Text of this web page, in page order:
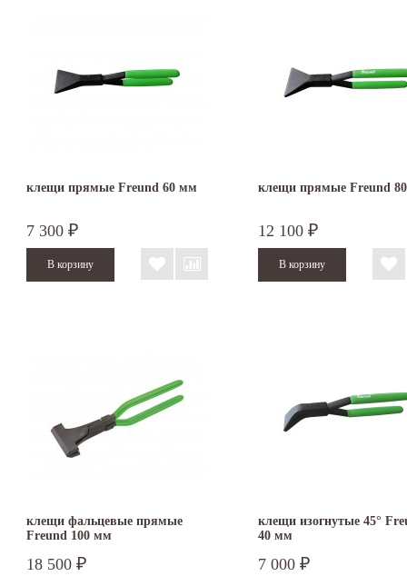
клещи прямые Freund 60 мм
7 300 ₽
клещи прямые Freund
12 100 ₽
клещи фальцевые прямые
Freund 100 мм
18 500 ₽
клещи изогнутые 45°
40 мм
7 000 ₽